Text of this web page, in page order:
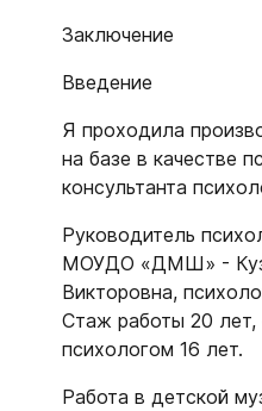
Заключение
Введение
Я проходила
на базе в качестве
консультанта
Руководитель
МОУДО «ДМШ» -
Викторовна,
Стаж работы 20
психологом 16 лет.
Работа в детской